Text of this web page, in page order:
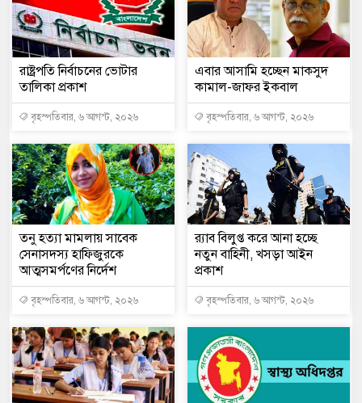
রাষ্ট্রপতি নির্বাচনের ভোটার
তালিকা প্রকাশ
বৃহস্পতিবার, ৬ আগস্ট, ২০২৬
এবার আসামি হচ্ছেন মাকসুদ
কামাল-জাফর ইকবাল
বৃহস্পতিবার, ৬ আগস্ট, ২০২৬
তনু হত্যা মামলায় সাবেক
সেনাসদস্য হাফিজুরকে
আত্মসমর্পণের নির্দেশ
বৃহস্পতিবার, ৬ আগস্ট, ২০২৬
র‍্যাব বিলুপ্ত করে আনা হচ্ছে
নতুন বাহিনী, খসড়া আইন
প্রকাশ
বৃহস্পতিবার, ৬ আগস্ট, ২০২৬